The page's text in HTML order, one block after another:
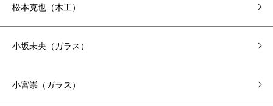
松本克也（木工）
小坂未央（ガラス）
小宮崇（ガラス）